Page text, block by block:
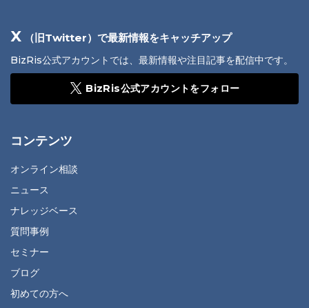
X （旧Twitter）で最新情報をキャッチアップ
BizRis公式アカウントでは、最新情報や注目記事を配信中です。
BizRis公式アカウントをフォロー
コンテンツ
オンライン相談
ニュース
ナレッジベース
質問事例
セミナー
ブログ
初めての方へ